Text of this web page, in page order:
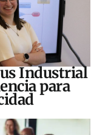
Industrial
para